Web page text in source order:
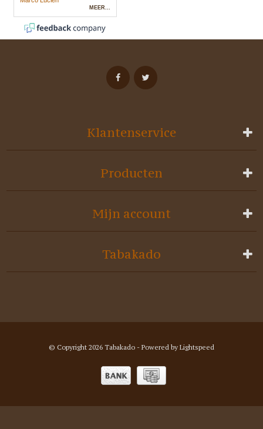
Klantenservice
Producten
Mijn account
Tabakado
© Copyright 2026 Tabakado - Powered by Lightspeed